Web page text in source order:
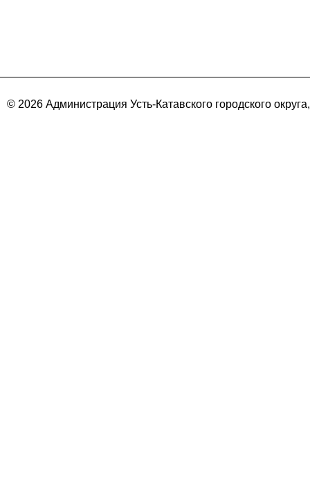
© 2026 Администрация Усть-Катавского городского